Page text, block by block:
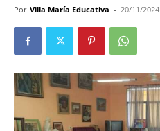
Por Villa María Educativa - 20/11/2024